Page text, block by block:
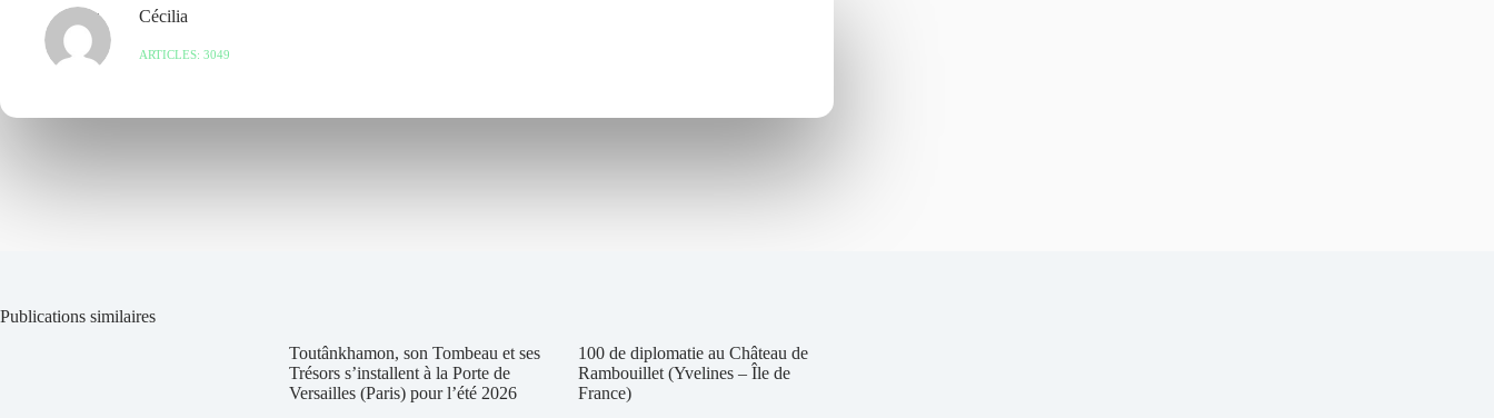
Cécilia
ARTICLES: 3049
Publications similaires
Toutânkhamon, son Tombeau et ses
Trésors s’installent à la Porte de
Versailles (Paris) pour l’été 2026
100 de diplomatie au Château de
Rambouillet (Yvelines – Île de
France)